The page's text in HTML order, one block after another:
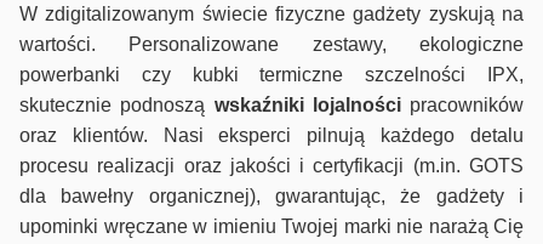
W zdigitalizowanym świecie fizyczne gadżety zyskują na
wartości. Personalizowane zestawy, ekologiczne
powerbanki czy kubki termiczne szczelności IPX,
skutecznie podnoszą wskaźniki lojalnościpracowników
oraz klientów. Nasi eksperci pilnują każdego detalu
procesu realizacji oraz jakości i certyfikacji (m.in. GOTS
dla bawełny organicznej), gwarantując, że gadżety i
upominki wręczane w imieniu Twojej marki nie narażą Cię